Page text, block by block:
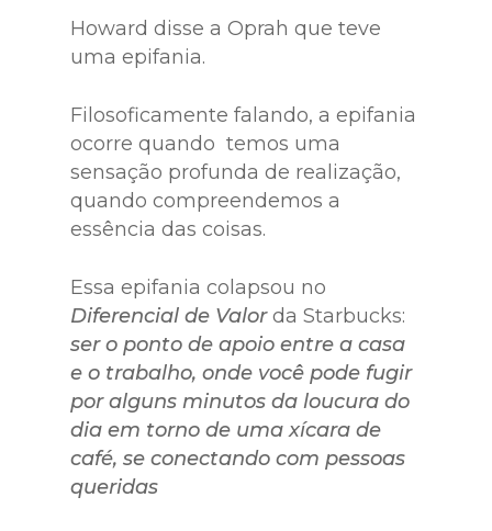
Howard disse a Oprah que teve
uma epifania.
Filosoficamente falando, a epifania
ocorre quando temos uma
sensação profunda de realização,
quando compreendemos a
essência das coisas.
Essa epifania colapsou no
Diferencial de Valorda Starbucks:
ser o ponto de apoio entre a casa
e o trabalho, onde você pode fugir
por alguns minutos da loucura do
dia em torno de uma xícara de
café, se conectando com pessoas
queridas